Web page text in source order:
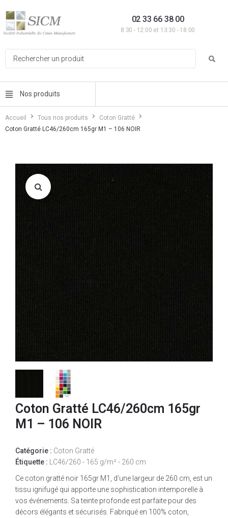
02 33 66 38 00
8:30 - 12:00 et 13:30 - 18:00
Nos produits
Accueil Tous nos produits
Coton Gratté
Coton Gratté LC46/260cm 165gr M1 – 106 NOIR
Coton Gratté LC46/260cm 165gr
M1 – 106 NOIR
Catégorie : Coton Gratté
Étiquette :
LC46/260 - 165 g/m² - 260 cm
Ce coton gratté noir 165gr M1, d’une largeur de 260 cm, est un
tissu ignifugé qui apporte une sophistication intemporelle à
vos événements. Sa teinte profonde est parfaite pour des
décors élégants et sécurisés. Fabriqué en 100% coton,